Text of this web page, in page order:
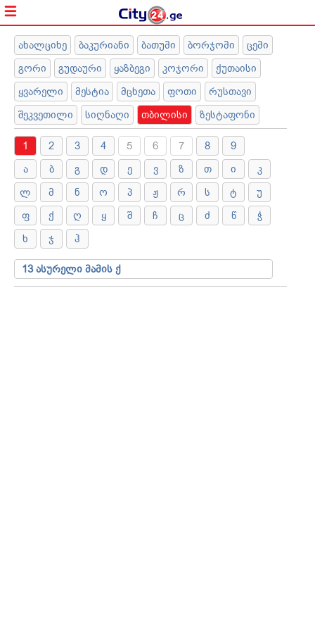
ახალციხე ბაკურიანი ბათუმი ბორჯომი ცემი
გორი გუდაური ყაზბეგი კოჯორი ქუთაისი
ყვარელი მესტია მცხეთა ფოთი რუსთავი
შეკვეთილი სიღნაღი თბილისი ზესტაფონი
1 2 3 4 5 6 7 8 9
ა ბ გ დ ე ვ ზ თ ი კ
ლ მ ნ ო პ ჟ რ ს ტ უ
ფ ქ ღ ყ შ ჩ ც ძ წ ჭ
ხ ჯ ჰ
13 ასურელი მამის ქ